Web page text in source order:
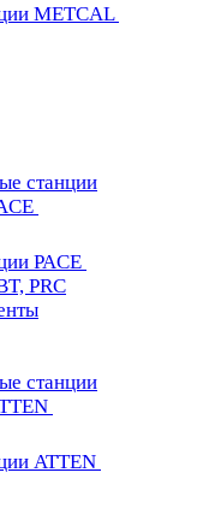
METCAL
станции
PACE
PRC
станции
ATTEN